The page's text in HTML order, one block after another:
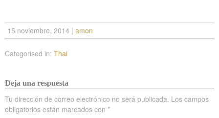
15 noviembre, 2014 | amon
Categorised in: Thai
Deja una respuesta
Tu dirección de correo electrónico no será publicada. Los campos
obligatorios están marcados con *